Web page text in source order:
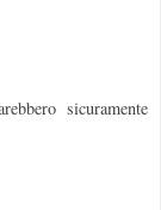
sicuramente